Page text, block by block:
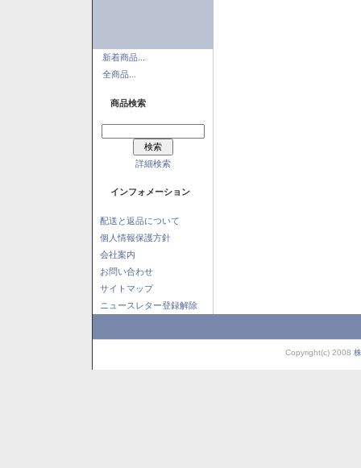
新着商品...
全商品...
商品検索
詳細検索
インフォメーション
配送と返品について
個人情報保護方針
会社案内
お問い合わせ
サイトマップ
ニュースレター登録解除
Copyright(c) 2008